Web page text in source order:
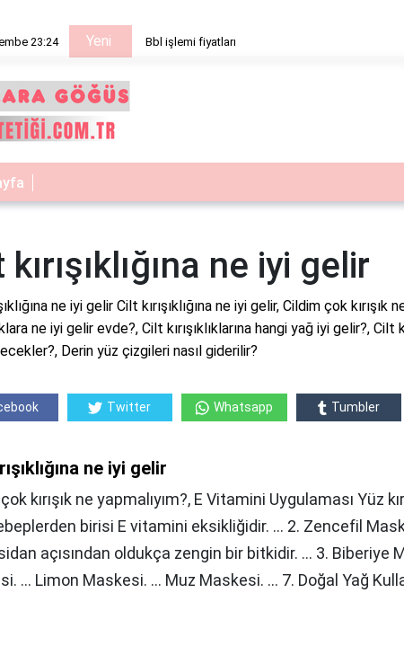
23:24 Yeni Bbl işlemi fiyatları
kırışıklığına ne iyi gelir
ne iyi gelir Cilt kırışıklığına ne iyi gelir, Cildim çok kırışık
ne iyi gelir evde?, Cilt kırışıklıklarına hangi yağ iyi gelir?, Cilt
Derin yüz çizgileri nasıl giderilir?
Twitter Whatsapp Tumbler
ne iyi gelir
kırışık ne yapmalıyım?, E Vitamini Uygulaması Yüz
birisi E vitamini eksikliğidir. ... 2. Zencefil
açısından oldukça zengin bir bitkidir. ... 3. Biberiye
... Limon Maskesi. ... Muz Maskesi. ... 7. Doğal Yağ